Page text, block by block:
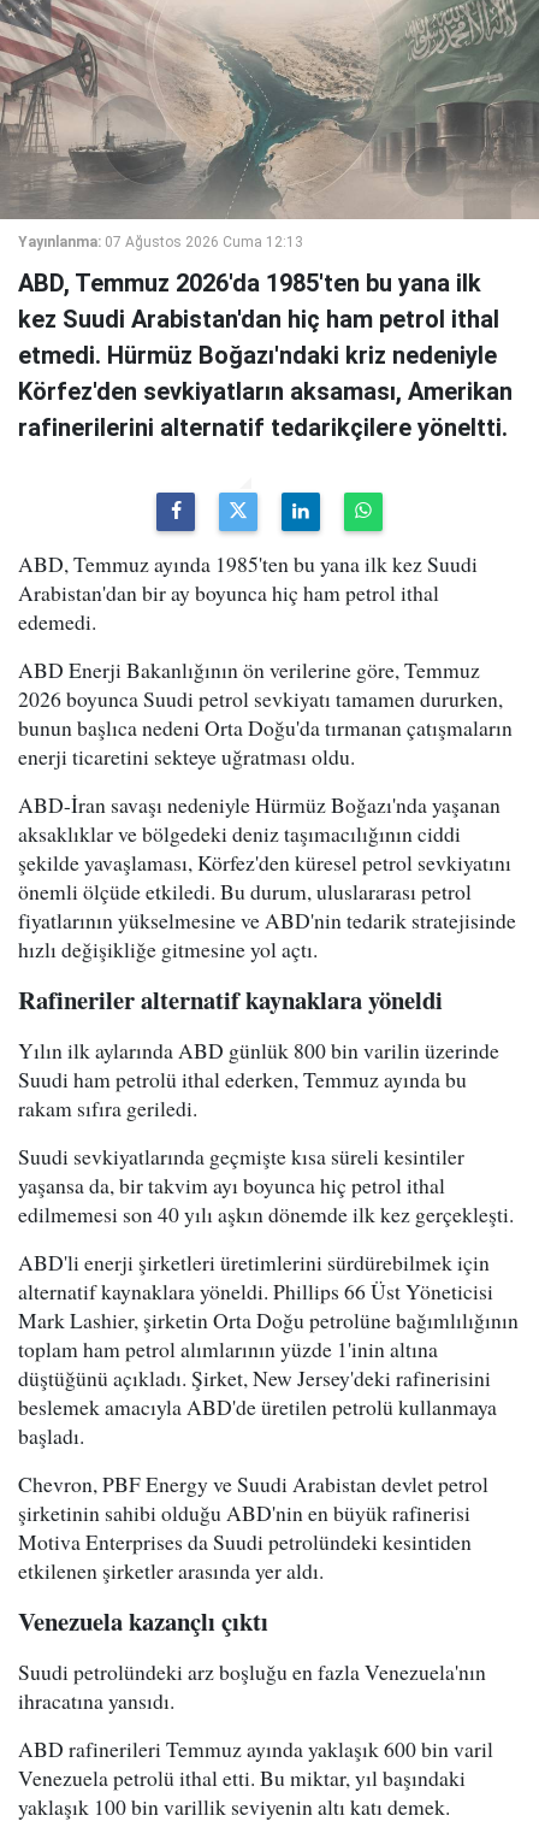
Yayınlanma: 07 Ağustos 2026 Cuma 12:13
ABD, Temmuz 2026'da 1985'ten bu yana ilk
kez Suudi Arabistan'dan hiç ham petrol ithal
etmedi. Hürmüz Boğazı'ndaki kriz nedeniyle
Körfez'den sevkiyatların aksaması, Amerikan
rafinerilerini alternatif tedarikçilere yöneltti.
ABD, Temmuz ayında 1985'ten bu yana ilk kez Suudi
Arabistan'dan bir ay boyunca hiç ham petrol ithal
edemedi.
ABD Enerji Bakanlığının ön verilerine göre, Temmuz
2026 boyunca Suudi petrol sevkiyatı tamamen dururken,
bunun başlıca nedeni Orta Doğu'da tırmanan çatışmaların
enerji ticaretini sekteye uğratması oldu.
ABD-İran savaşı nedeniyle Hürmüz Boğazı'nda yaşanan
aksaklıklar ve bölgedeki deniz taşımacılığının ciddi
şekilde yavaşlaması, Körfez'den küresel petrol sevkiyatını
önemli ölçüde etkiledi. Bu durum, uluslararası petrol
fiyatlarının yükselmesine ve ABD'nin tedarik stratejisinde
hızlı değişikliğe gitmesine yol açtı.
Rafineriler alternatif kaynaklara yöneldi
Yılın ilk aylarında ABD günlük 800 bin varilin üzerinde
Suudi ham petrolü ithal ederken, Temmuz ayında bu
rakam sıfıra geriledi.
Suudi sevkiyatlarında geçmişte kısa süreli kesintiler
yaşansa da, bir takvim ayı boyunca hiç petrol ithal
edilmemesi son 40 yılı aşkın dönemde ilk kez gerçekleşti.
ABD'li enerji şirketleri üretimlerini sürdürebilmek için
alternatif kaynaklara yöneldi. Phillips 66 Üst Yöneticisi
Mark Lashier, şirketin Orta Doğu petrolüne bağımlılığının
toplam ham petrol alımlarının yüzde 1'inin altına
düştüğünü açıkladı. Şirket, New Jersey'deki rafinerisini
beslemek amacıyla ABD'de üretilen petrolü kullanmaya
başladı.
Chevron, PBF Energy ve Suudi Arabistan devlet petrol
şirketinin sahibi olduğu ABD'nin en büyük rafinerisi
Motiva Enterprises da Suudi petrolündeki kesintiden
etkilenen şirketler arasında yer aldı.
Venezuela kazançlı çıktı
Suudi petrolündeki arz boşluğu en fazla Venezuela'nın
ihracatına yansıdı.
ABD rafinerileri Temmuz ayında yaklaşık 600 bin varil
Venezuela petrolü ithal etti. Bu miktar, yıl başındaki
yaklaşık 100 bin varillik seviyenin altı katı demek.